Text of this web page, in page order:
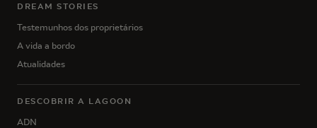
DREAM STORIES
Testemunhos dos proprietários
A vida a bordo
Atualidades
DESCOBRIR A LAGOON
ADN